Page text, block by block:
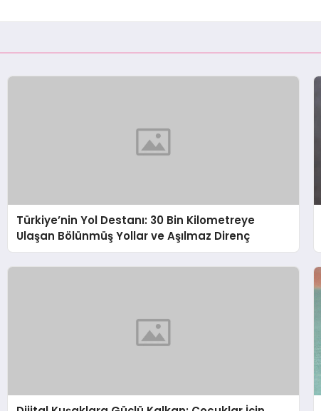
Türkiye’nin Yol Destanı: 30 Bin Kilometreye
Ulaşan Bölünmüş Yollar ve Aşılmaz Direnç